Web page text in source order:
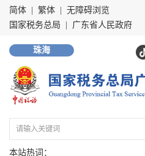
简体 繁体
无障碍浏览
国家税务总局
广东省人民政府
珠海
本站热词：